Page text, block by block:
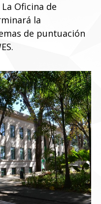
Oficina de
la
de puntuación